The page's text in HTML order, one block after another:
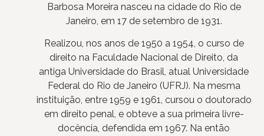
Barbosa Moreira nasceu na cidade do Rio de
Janeiro, em 17 de setembro de 1931.
Realizou, nos anos de 1950 a 1954, o curso de
direito na Faculdade Nacional de Direito, da
antiga Universidade do Brasil, atual Universidade
Federal do Rio de Janeiro (UFRJ). Na mesma
instituição, entre 1959 e 1961, cursou o doutorado
em direito penal, e obteve a sua primeira livre-
docência, defendida em 1967. Na então